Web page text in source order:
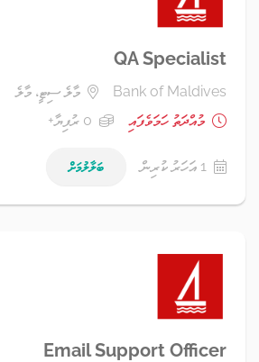
QA Specialist
Bank of Maldives
މާލެ ސިޓީ، މާލެ
މުއްދަތު ހަމަވެފައި
0 ރުފިޔާ+
1 އަހަރު ކުރިން ބަލާލުމަށް
Email Support Officer